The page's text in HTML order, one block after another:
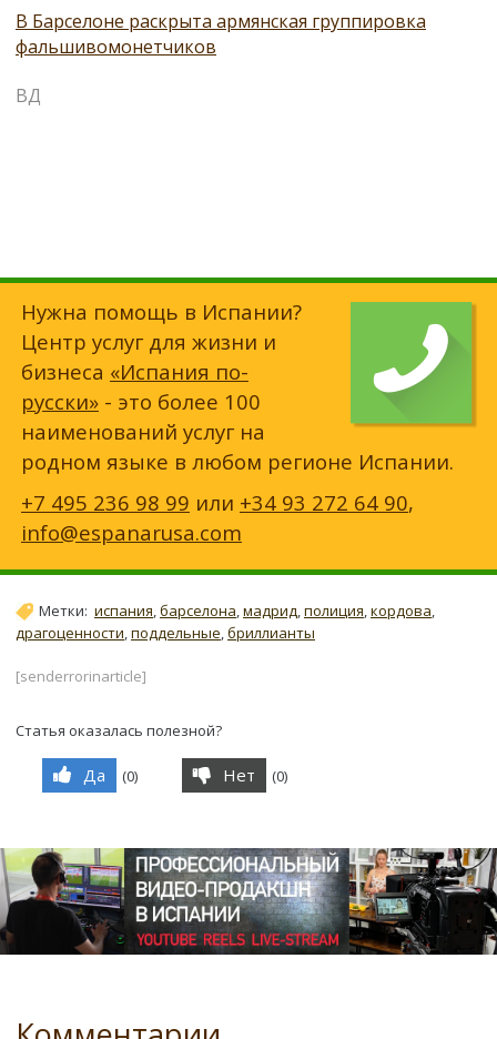
В Барселоне раскрыта армянская группировка
фальшивомонетчиков
ВД
Нужна помощь в Испании?
Центр услуг для жизни и
бизнеса «Испания по-
русски» - это более 100
наименований услуг на
родном языке в любом регионе Испании.
+7 495 236 98 99 или +34 93 272 64 90,
info@espanarusa.com
Метки: испания,барселона,мадрид,полиция,кордова,
драгоценности,поддельные,бриллианты
[senderrorinarticle]
Статья оказалась полезной?
Да (0) Нет (0)